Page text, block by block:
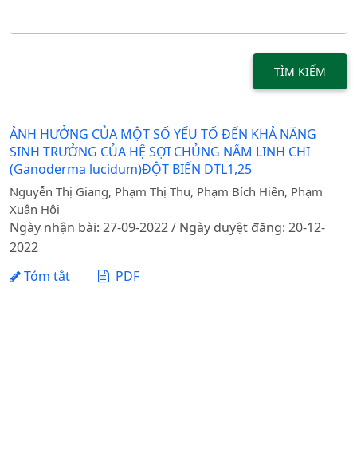
TÌM KIẾM
ẢNH HƯỞNG CỦA MỘT SỐ YẾU TỐ ĐẾN KHẢ NĂNG
SINH TRƯỞNG CỦA HỆ SỢI CHỦNG NẤM LINH CHI
(Ganoderma lucidum)ĐỘT BIẾN DTL1,25
Nguyễn Thị Giang, Phạm Thị Thu, Phạm Bích Hiên, Phạm
Xuân Hội
Ngày nhận bài: 27-09-2022 / Ngày duyệt đăng: 20-12-
2022
Tóm tắt
PDF